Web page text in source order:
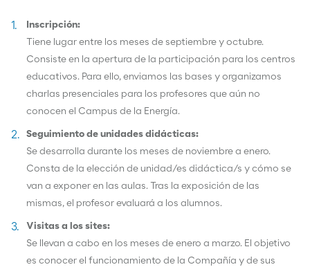
Inscripción:
Tiene lugar entre los meses de septiembre y octubre.
Consiste en la apertura de la participación para los centros
educativos. Para ello, enviamos las bases y organizamos
charlas presenciales para los profesores que aún no
conocen el Campus de la Energía.
Seguimiento de unidades didácticas:
Se desarrolla durante los meses de noviembre a enero.
Consta de la elección de unidad/es didáctica/s y cómo se
van a exponer en las aulas. Tras la exposición de las
mismas, el profesor evaluará a los alumnos.
Visitas a los sites:
Se llevan a cabo en los meses de enero a marzo. El objetivo
es conocer el funcionamiento de la Compañía y de sus